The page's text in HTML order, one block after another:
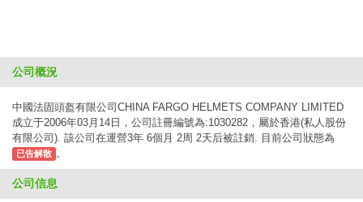
公司概況
中國法固頭盔有限公司CHINA FARGO HELMETS COMPANY LIMITED
成立于2006年03月14日，公司註冊編號為:1030282，屬於香港(私人股份
有限公司). 該公司在運營3年 6個月 2周 2天后被註銷. 目前公司狀態為
已告解散 。
公司信息